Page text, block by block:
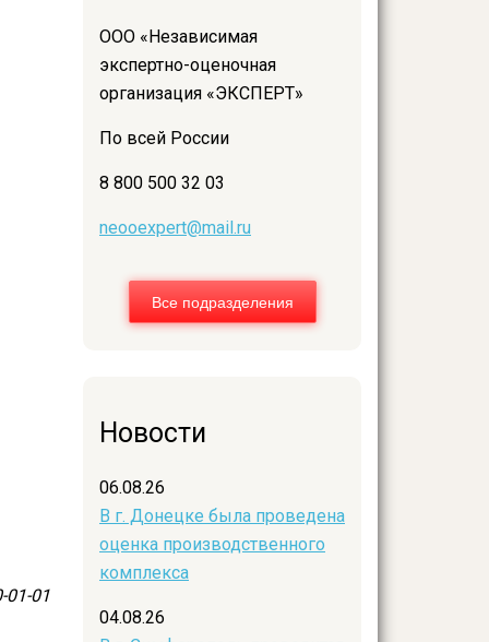
01-01
ООО «Независимая
экспертно-оценочная
организация «ЭКСПЕРТ»
По всей России
8 800 500 32 03
neooexpert@mail.ru
Все подразделения
Новости
06.08.26
В г. Донецке была проведена
оценка производственного
комплекса
04.08.26